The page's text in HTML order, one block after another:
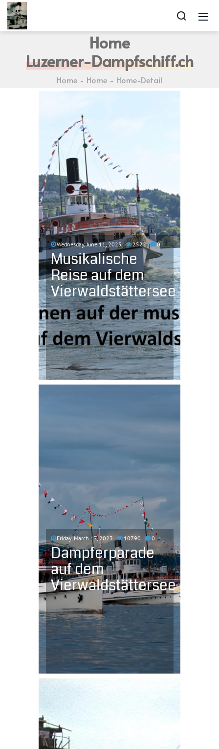
Home
Luzerner-Dampfschiff.ch
Home Home Home-Detail
Wednesday, June 11, 2025 2522 0
Musikalische
Reise auf dem
Vierwaldstättersee
Friday, March 17, 2023 10790 0
Dampferparade
auf dem
Vierwaldstättersee